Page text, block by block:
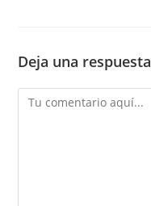
Deja una respuesta
Comentario